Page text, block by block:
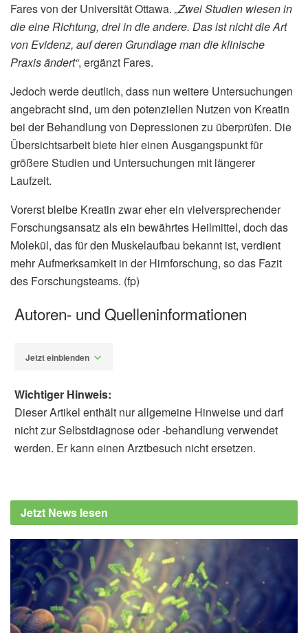
Fares von der Universität Ottawa. „Zwei Studien wiesen in
die eine Richtung, drei in die andere. Das ist nicht die Art
von Evidenz, auf deren Grundlage man die klinische
Praxis ändert“, ergänzt Fares.
Jedoch werde deutlich, dass nun weitere Untersuchungen
angebracht sind, um den potenziellen Nutzen von Kreatin
bei der Behandlung von Depressionen zu überprüfen. Die
Übersichtsarbeit biete hier einen Ausgangspunkt für
größere Studien und Untersuchungen mit längerer
Laufzeit.
Vorerst bleibe Kreatin zwar eher ein vielversprechender
Forschungsansatz als ein bewährtes Heilmittel, doch das
Molekül, das für den Muskelaufbau bekannt ist, verdient
mehr Aufmerksamkeit in der Hirnforschung, so das Fazit
des Forschungsteams. (fp)
Autoren- und Quelleninformationen
Jetzt einblenden
Fabiano, Stanley Wong: Creatine as a
treatment for depression; in: Brain Medicine
genomicpress.kglmeridian.com
Genomic Press: Creatine shows promise for
depression, but the evidence is not yet
settled (30.06.2026),eurekalert.org
Wichtiger Hinweis:
Dieser Artikel enthält nur allgemeine Hinweise und darf
nicht zur Selbstdiagnose oder -behandlung verwendet
werden. Er kann einen Arztbesuch nicht ersetzen.
Jetzt News lesen